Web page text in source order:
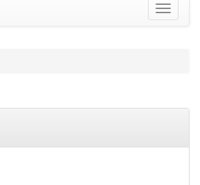
Toggle